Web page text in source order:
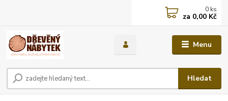
Menu
Hledat
0 ks
za 0,00 Kč